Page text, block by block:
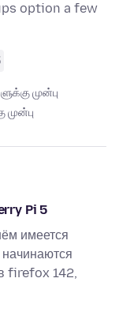
option a few
முன்பு
முன்பு
Pi 5
имеется
начинаются
firefox 142,